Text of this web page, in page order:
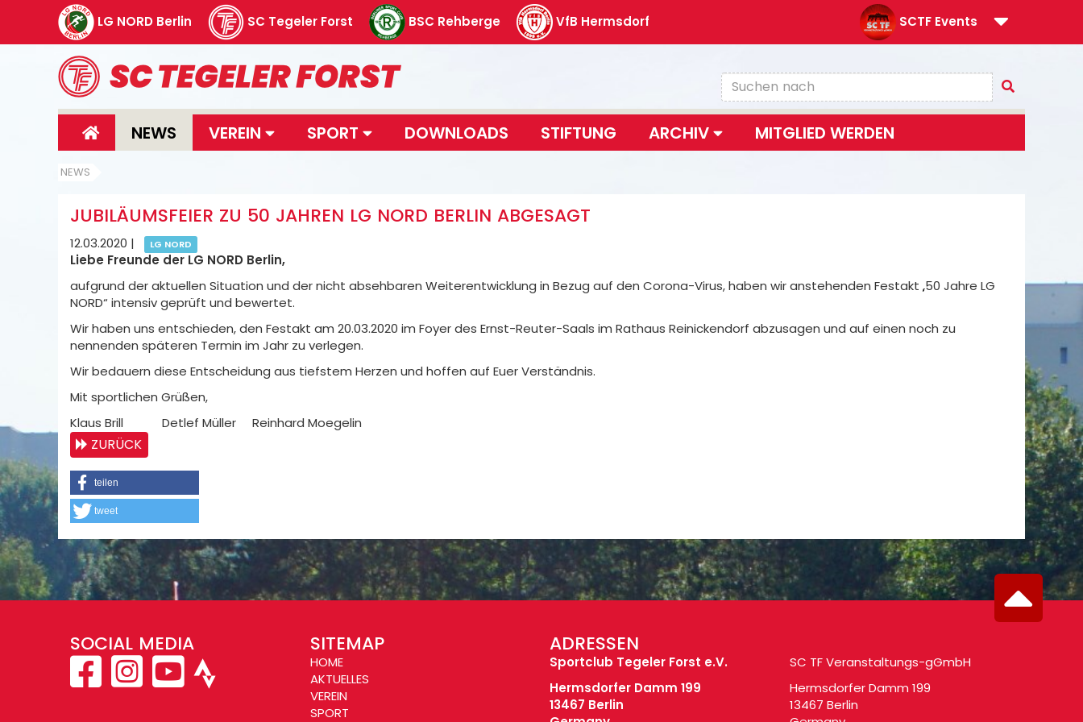
LG NORD Berlin SC Tegeler Forst BSC Rehberge VfB Hermsdorf SCTF Events
NEWS VEREIN SPORT DOWNLOADS STIFTUNG ARCHIV MITGLIED WERDEN
NEWS
JUBILÄUMSFEIER ZU 50 JAHREN LG NORD BERLIN ABGESAGT
12.03.2020 | LG NORD
Liebe Freunde der LG NORD Berlin,
aufgrund der aktuellen Situation und der nicht absehbaren Weiterentwicklung in Bezug auf den Corona-Virus, haben wir anstehenden Festakt „50 Jahre LG
NORD“ intensiv geprüft und bewertet.
Wir haben uns entschieden, den Festakt am 20.03.2020 im Foyer des Ernst-Reuter-Saals im Rathaus Reinickendorf abzusagen und auf einen noch zu
nennenden späteren Termin im Jahr zu verlegen.
Wir bedauern diese Entscheidung aus tiefstem Herzen und hoffen auf Euer Verständnis.
Mit sportlichen Grüßen,
Klaus Brill Detlef Müller Reinhard Moegelin
ZURÜCK
teilen
tweet
SOCIAL MEDIA SITEMAP
HOME
AKTUELLES
VEREIN
SPORT
ADRESSEN
Sportclub Tegeler Forst e.V.
Hermsdorfer Damm 199
13467 Berlin
SC TF Veranstaltungs-gGmbH
Hermsdorfer Damm 199
13467 Berlin